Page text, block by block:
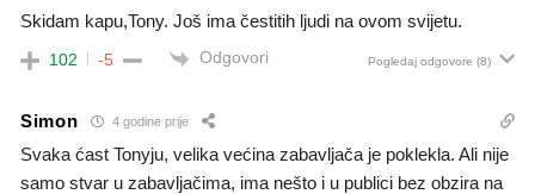
Skidam kapu,Tony. Još ima čestitih ljudi na ovom svijetu.
102 -5 Odgovori Pogledaj odgovore (8)
Simon 4 godine prije
Svaka ćast Tonyju, velika većina zabavljača je poklekla. Ali nije
samo stvar u zabavljačima, ima nešto i u publici bez obzira na